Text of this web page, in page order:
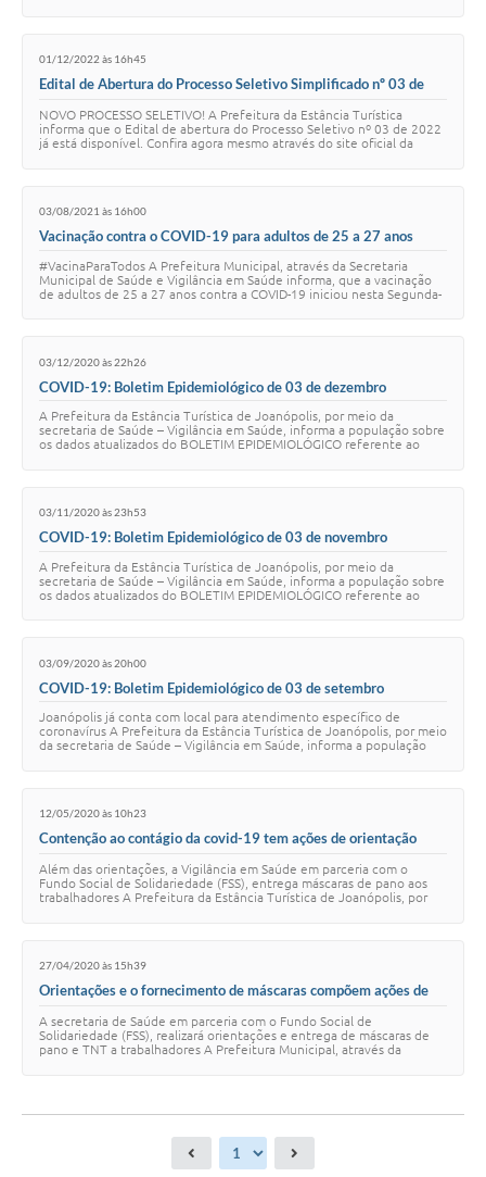
01/12/2022 às 16h45
Edital de Abertura do Processo Seletivo Simplificado nº 03 de
NOVO PROCESSO SELETIVO! A Prefeitura da Estância Turística
informa que o Edital de abertura do Processo Seletivo nº 03 de 2022
já está disponível. Confira agora mesmo através do site oficial da
03/08/2021 às 16h00
Vacinação contra o COVID-19 para adultos de 25 a 27 anos
#VacinaParaTodos A Prefeitura Municipal, através da Secretaria
Municipal de Saúde e Vigilância em Saúde informa, que a vacinação
de adultos de 25 a 27 anos contra a COVID-19 iniciou nesta Segunda-
03/12/2020 às 22h26
COVID-19: Boletim Epidemiológico de 03 de dezembro
A Prefeitura da Estância Turística de Joanópolis, por meio da
secretaria de Saúde – Vigilância em Saúde, informa a população sobre
os dados atualizados do BOLETIM EPIDEMIOLÓGICO referente ao
03/11/2020 às 23h53
COVID-19: Boletim Epidemiológico de 03 de novembro
A Prefeitura da Estância Turística de Joanópolis, por meio da
secretaria de Saúde – Vigilância em Saúde, informa a população sobre
os dados atualizados do BOLETIM EPIDEMIOLÓGICO referente ao
03/09/2020 às 20h00
COVID-19: Boletim Epidemiológico de 03 de setembro
Joanópolis já conta com local para atendimento específico de
coronavírus A Prefeitura da Estância Turística de Joanópolis, por meio
da secretaria de Saúde – Vigilância em Saúde, informa a população
12/05/2020 às 10h23
Contenção ao contágio da covid-19 tem ações de orientação
Além das orientações, a Vigilância em Saúde em parceria com o
Fundo Social de Solidariedade (FSS), entrega máscaras de pano aos
trabalhadores A Prefeitura da Estância Turística de Joanópolis, por
27/04/2020 às 15h39
Orientações e o fornecimento de máscaras compõem ações de
A secretaria de Saúde em parceria com o Fundo Social de
Solidariedade (FSS), realizará orientações e entrega de máscaras de
pano e TNT a trabalhadores A Prefeitura Municipal, através da